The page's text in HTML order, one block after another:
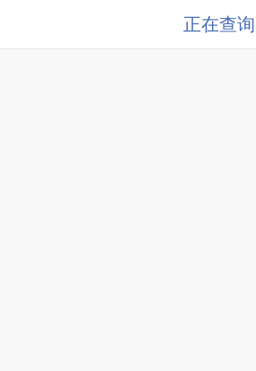
正在查